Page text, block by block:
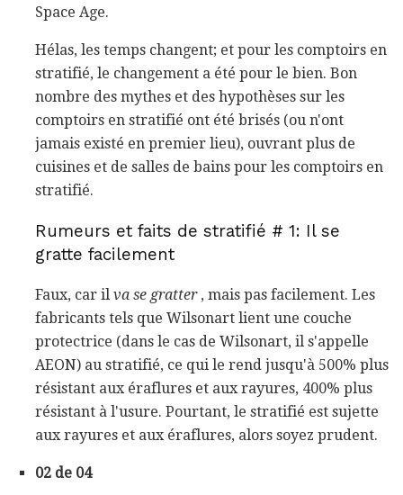
Space Age.
Hélas, les temps changent; et pour les comptoirs en
stratifié, le changement a été pour le bien. Bon
nombre des mythes et des hypothèses sur les
comptoirs en stratifié ont été brisés (ou n'ont
jamais existé en premier lieu), ouvrant plus de
cuisines et de salles de bains pour les comptoirs en
stratifié.
Rumeurs et faits de stratifié # 1: Il se
gratte facilement
Faux, car il va se gratter, mais pas facilement. Les
fabricants tels que Wilsonart lient une couche
protectrice (dans le cas de Wilsonart, il s'appelle
AEON) au stratifié, ce qui le rend jusqu'à 500% plus
résistant aux éraflures et aux rayures, 400% plus
résistant à l'usure. Pourtant, le stratifié est sujette
aux rayures et aux éraflures, alors soyez prudent.
02 de 04